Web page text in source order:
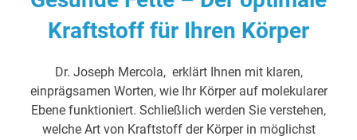
Kraftstoff für Ihren Körper
Dr. Joseph Mercola, erklärt Ihnen mit klaren,
einprägsamen Worten, wie Ihr Körper auf molekularer
Ebene funktioniert. Schließlich werden Sie verstehen,
welche Art von Kraftstoff der Körper in möglichst